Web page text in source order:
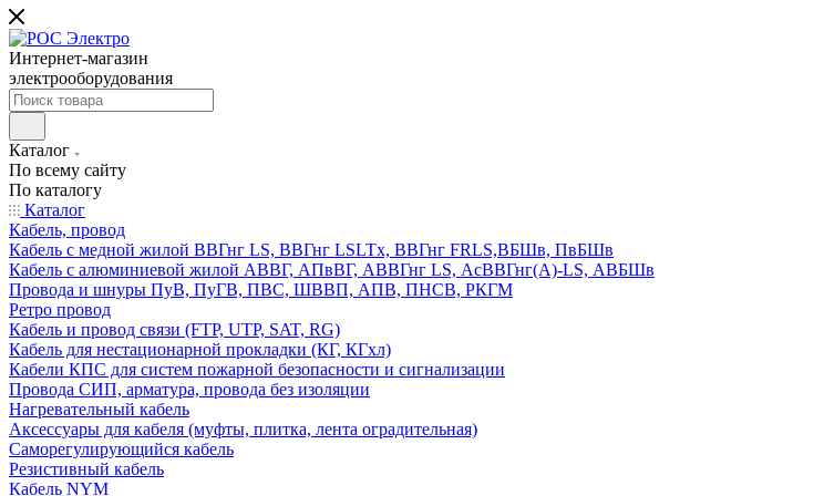
Интернет-магазин
электрооборудования
Каталог
По всему сайту
По каталогу
Каталог
Кабель, провод
Кабель с медной жилой ВВГнг LS, ВВГнг LSLTx, ВВГнг FRLS,ВБШв, ПвБШв
Кабель с алюминиевой жилой АВВГ, АПвВГ, АВВГнг LS, АсВВГнг(А)-LS, АВБШв
Провода и шнуры ПуВ, ПуГВ, ПВС, ШВВП, АПВ, ПНСВ, РКГМ
Ретро провод
Кабель и провод связи (FTP, UTP, SAT, RG)
Кабель для нестационарной прокладки (КГ, КГхл)
Кабели КПС для систем пожарной безопасности и сигнализации
Провода СИП, арматура, провода без изоляции
Нагревательный кабель
Аксессуары для кабеля (муфты, плитка, лента оградительная)
Саморегулирующийся кабель
Резистивный кабель
Кабель NYM